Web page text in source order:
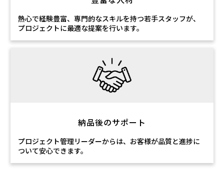
熱心で経験豊富、専門的なスキルを持つ若手スタッフが、
プロジェクトに最適な提案を行います。
納品後のサポート
プロジェクト管理リーダーからは、お客様が品質と進捗に
ついて安心できます。